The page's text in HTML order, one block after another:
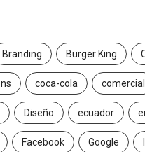
Branding Burger King
coca-cola comercial
Diseño ecuador
Facebook Google